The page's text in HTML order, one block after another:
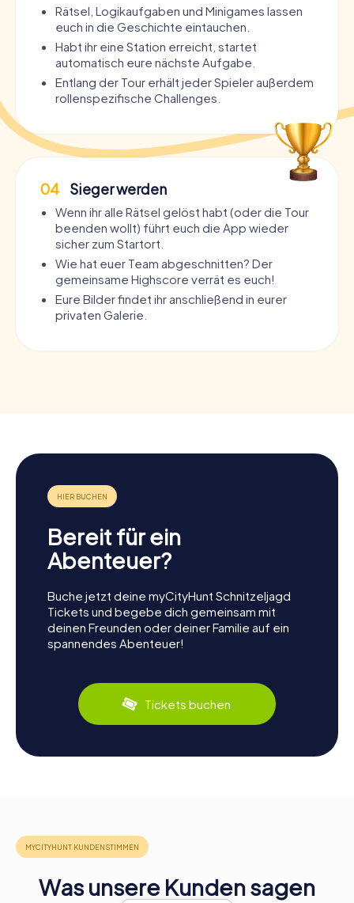
Rätsel, Logikaufgaben und Minigames lassen
euch in die Geschichte eintauchen.
Habt ihr eine Station erreicht, startet
automatisch eure nächste Aufgabe.
Entlang der Tour erhält jeder Spieler außerdem
rollenspezifische Challenges.
04 Sieger werden
Wenn ihr alle Rätsel gelöst habt (oder die Tour
beenden wollt) führt euch die App wieder
sicher zum Startort.
Wie hat euer Team abgeschnitten? Der
gemeinsame Highscore verrät es euch!
Eure Bilder findet ihr anschließend in eurer
privaten Galerie.
Bereit für ein
Abenteuer?
Buche jetzt deine myCityHunt Schnitzeljagd
Tickets und begebe dich gemeinsam mit
deinen Freunden oder deiner Familie auf ein
spannendes Abenteuer!
Tickets buchen
Was unsere Kunden sagen